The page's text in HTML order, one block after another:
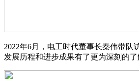
2022年6月，电工时代董事长秦伟带队
发展历程和进步成果有了更为深刻的了